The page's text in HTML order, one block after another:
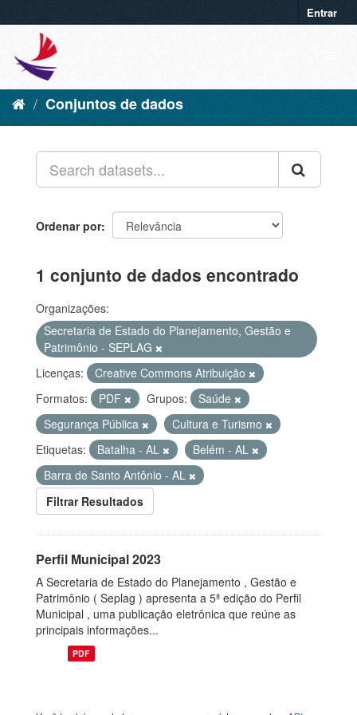
Entrar
Conjuntos de dados
Ordenar por
1 conjunto de dados encontrado
Organizações:
Secretaria de Estado do Planejamento, Gestão e
Patrimônio - SEPLAG
Licenças:
Creative Commons Atribuição
Formatos:
PDF Grupos:
Saúde
Segurança Pública
Cultura e Turismo
Etiquetas:
Batalha - AL
Belém - AL
Barra de Santo Antônio - AL
Filtrar Resultados
Perfil Municipal 2023
A Secretaria de Estado do Planejamento , Gestão e
Patrimônio ( Seplag ) apresenta a 5ª edição do Perfil
Municipal , uma publicação eletrônica que reúne as
principais informações...
PDF